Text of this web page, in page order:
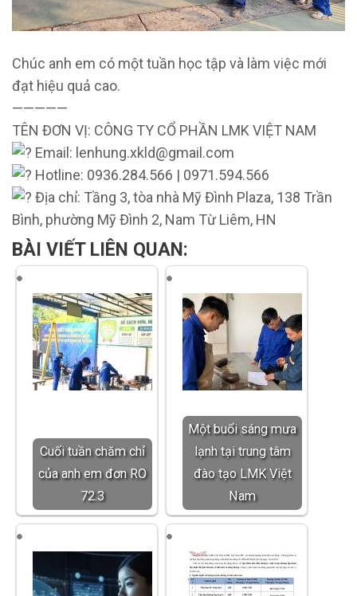
Chúc anh em có một tuần học tập và làm việc mới
đạt hiệu quả cao.
—————
TÊN ĐƠN VỊ: CÔNG TY CỔ PHẦN LMK VIỆT NAM
Email: lenhung.xkld@gmail.com
Hotline: 0936.284.566 | 0971.594.566
Địa chỉ: Tầng 3, tòa nhà Mỹ Đình Plaza, 138 Trần
Bình, phường Mỹ Đình 2, Nam Từ Liêm, HN
BÀI VIẾT LIÊN QUAN:
Cuối tuần chăm chỉ
của anh em đơn RO
72.3
Một buổi sáng mưa
lạnh tại trung tâm
đào tạo LMK Việt
Nam